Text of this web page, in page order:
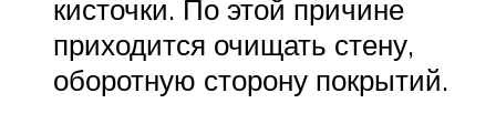
кисточки. По этой причине
приходится очищать стену,
оборотную сторону покрытий.